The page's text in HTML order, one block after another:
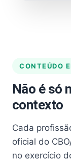
CONTEÚDO
Não é só
contexto
Cada
oficial do
no exercício